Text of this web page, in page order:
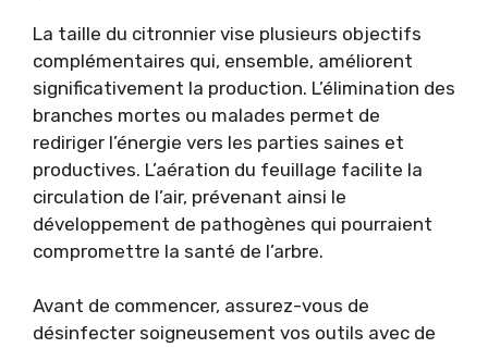
La taille du citronnier vise plusieurs objectifs
complémentaires qui, ensemble, améliorent
significativement la production. L’élimination des
branches mortes ou malades permet de
rediriger l’énergie vers les parties saines et
productives. L’aération du feuillage facilite la
circulation de l’air, prévenant ainsi le
développement de pathogènes qui pourraient
compromettre la santé de l’arbre.
Avant de commencer, assurez-vous de
désinfecter soigneusement vos outils avec de